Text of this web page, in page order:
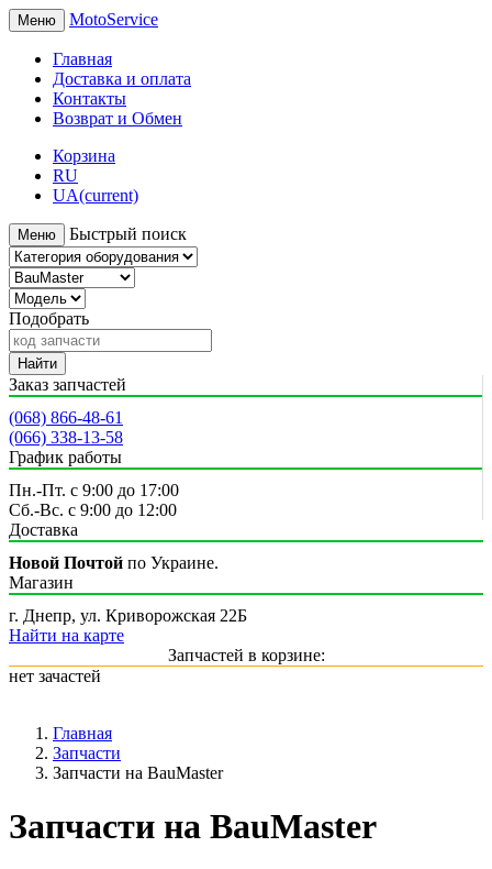
Меню MotoService
Главная
Доставка и оплата
Контакты
Возврат и Обмен
Корзина
RU
UA(current)
Меню Быстрый поиск
Подобрать
Найти
Заказ запчастей
(068) 866-48-61
(066) 338-13-58
График работы
Пн.-Пт. с 9:00 до 17:00
Сб.-Вс. с 9:00 до 12:00
Доставка
Новой Почтой по Украине.
Магазин
г. Днепр, ул. Криворожская 22Б
Найти на карте
Запчастей в корзине:
нет зачастей
Главная
Запчасти
Запчасти на BauMaster
Запчасти на BauMaster